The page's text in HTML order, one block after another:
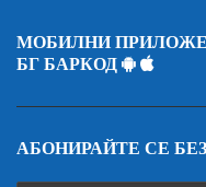
МОБИЛНИ
БГ БАРКОД
АБОНИРАЙТЕ СЕ